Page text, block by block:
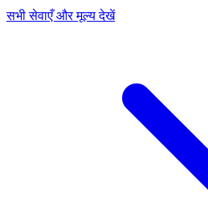
सभी सेवाएँ और मूल्य देखें